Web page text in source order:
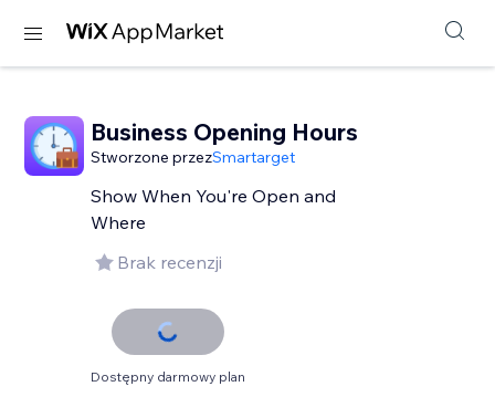
Business Opening Hours
Stworzone przezSmartarget
Show When You're Open and
Where
Brak recenzji
Dostępny darmowy plan